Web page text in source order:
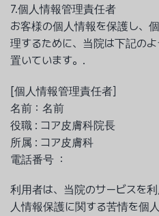
7.個人情報管理責任者
お客様の個人情報を保護し、
理するために、当院は下記の
置いています。.
[個人情報管理責任者］
名前：名前
役職 : コア皮膚科院長
所属 : コア皮膚科
電話番号 ：
利用者は、当院のサービスを
人情報保護に関する苦情を個